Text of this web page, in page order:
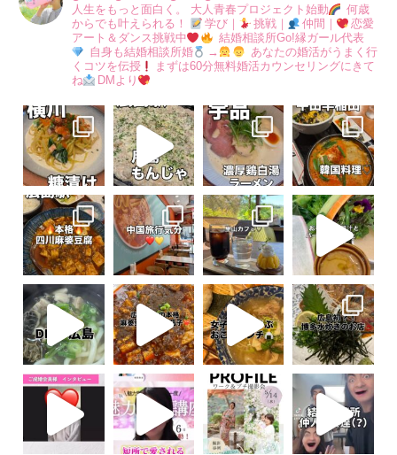
人生をもっと面白く。 大人青春プロジェクト始動
何歳
からでも叶えられる！
学び｜ 挑戦｜ 仲間｜
恋愛
アート＆ダンス挑戦中
結婚相談所Go!縁ガール代表
自身も結婚相談所婚
→
あなたの婚活がうまく行
くコツを伝授
まずは60分無料婚活カウンセリングにきて
ね
DMより